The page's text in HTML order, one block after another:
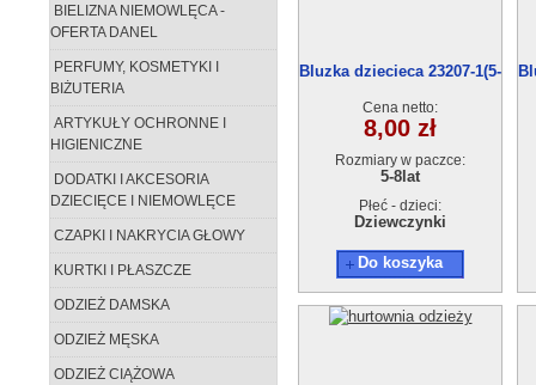
BIELIZNA NIEMOWLĘCA -
OFERTA DANEL
PERFUMY, KOSMETYKI I
BIŻUTERIA
ARTYKUŁY OCHRONNE I
HIGIENICZNE
DODATKI I AKCESORIA
DZIECIĘCE I NIEMOWLĘCE
CZAPKI I NAKRYCIA GŁOWY
KURTKI I PŁASZCZE
ODZIEŻ DAMSKA
ODZIEŻ MĘSKA
ODZIEŻ CIĄŻOWA
Bluzka dziecieca 23207-1(5-
Cena netto:
8,00 zł
Rozmiary w paczce:
5-8lat
Płeć - dzieci:
Dziewczynki
Do koszyka